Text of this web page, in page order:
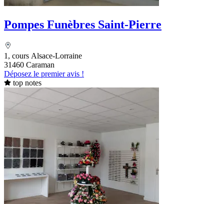
Pompes Funèbres Saint-Pierre
1, cours Alsace-Lorraine
31460 Caraman
Déposez le premier avis !
top notes